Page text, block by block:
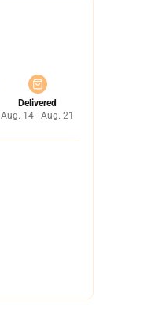
Delivered
Aug. 14 - Aug. 21